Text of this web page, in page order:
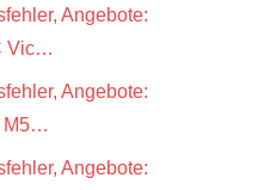
Angebote:
Vic…
Angebote:
M5…
Angebote: